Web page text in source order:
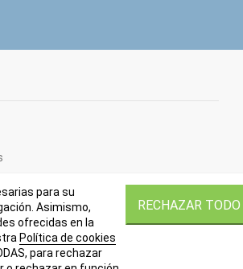
para su
Asimismo,
ofrecidas en la
Política de cookies
para rechazar
RECHAZAR TODO